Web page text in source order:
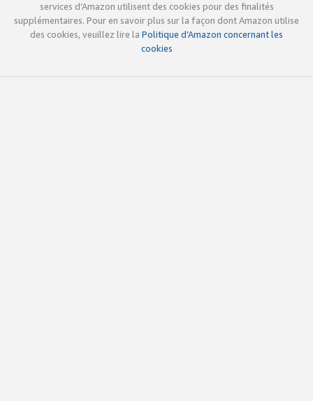
services d’Amazon utilisent des cookies pour des finalités
supplémentaires. Pour en savoir plus sur la façon dont Amazon utilise
des cookies, veuillez lire la Politique d’Amazon concernant les
cookies